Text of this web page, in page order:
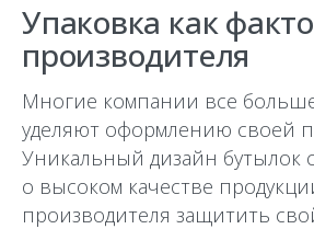
Упаковка как
производителя
Многие компании все
уделяют оформлению своей
Уникальный дизайн бутылок
о высоком качестве
производителя защитить